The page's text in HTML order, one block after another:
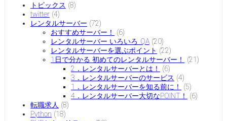
トピックス (8)
twitter(4)
レンタルサーバー (72)
おすすめサーバー！
(6)
レンタルサーバー いろいろ QA(20)
レンタルサーバーを選ぶポイント (22)
1日で分かる 初めてのレンタルサーバー！
(21)
2．レンタルサーバーとは！
(6)
3．レンタルサーバーのサービス (4)
1．レンタルサーバーを知る前に！
(5)
4．レンタルサーバー大切なPOINT！
(6)
転職求人 (8)
Python (18)